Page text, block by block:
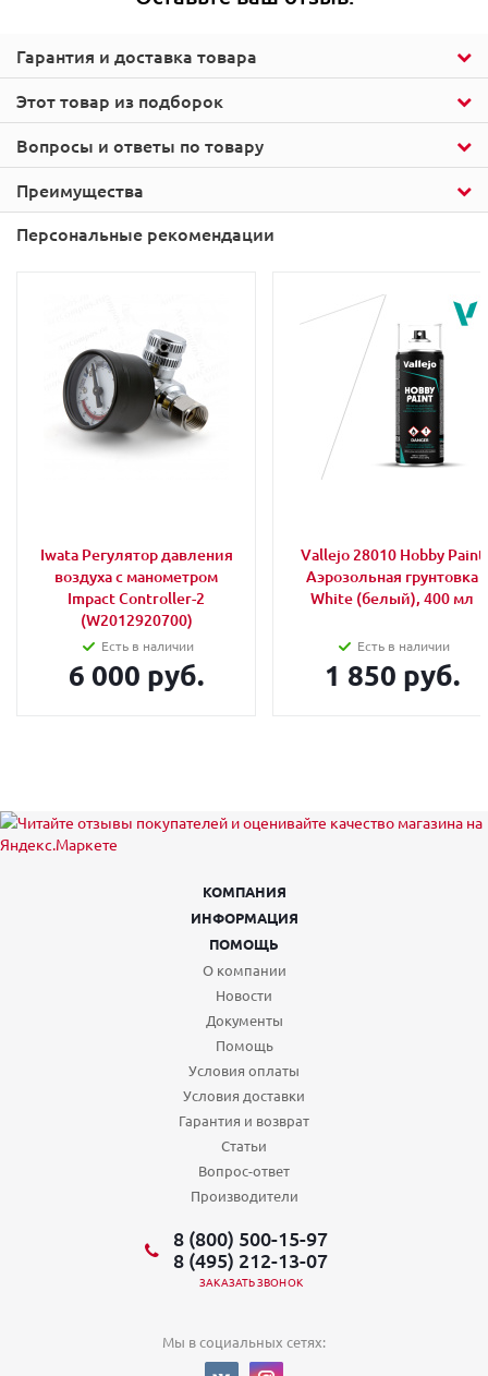
Этот товар из подборок
Гарантия и доставка товара
Вопросы и ответы по товару
Преимущества
Персональные рекомендации
Iwata Регулятор давления
воздуха с манометром
Impact Controller-2
(W2012920700)
Есть в наличии
6 000 руб.
Vallejo 28010 Hobby Paint
Аэрозольная грунтовка
White (белый), 400 мл
Есть в наличии
1 850 руб.
КОМПАНИЯ
ИНФОРМАЦИЯ
ПОМОЩЬ
О компании
Новости
Документы
Помощь
Условия оплаты
Условия доставки
Гарантия и возврат
Статьи
Вопрос-ответ
Производители
8 (800) 500-15-97
8 (495) 212-13-07
ЗАКАЗАТЬ ЗВОНОК
Мы в социальных сетях: